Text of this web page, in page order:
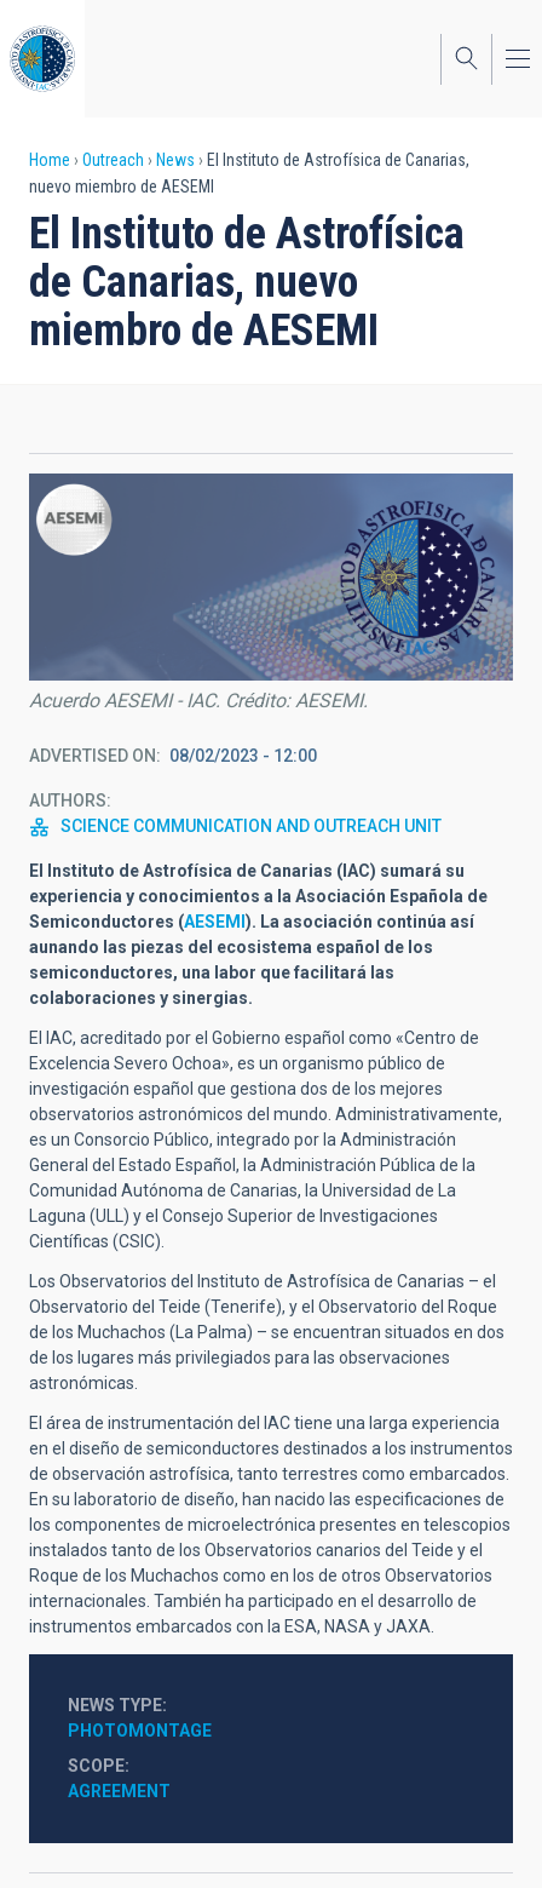
to
main
content
Breadcrumb
Home Outreach News
El Instituto de Astrofísica de Canarias,
nuevo miembro de AESEMI
El Instituto de Astrofísica
de Canarias, nuevo
miembro de AESEMI
Acuerdo AESEMI - IAC. Crédito: AESEMI.
ADVERTISED ON 08/02/2023 - 12:00
AUTHORS
SCIENCE COMMUNICATION AND OUTREACH UNIT
El Instituto de Astrofísica de Canarias (IAC) sumará su
experiencia y conocimientos a la Asociación Española de
Semiconductores (AESEMI ). La asociación continúa así
aunando las piezas del ecosistema español de los
semiconductores, una labor que facilitará las
colaboraciones y sinergias.
El IAC, acreditado por el Gobierno español como «Centro de
Excelencia Severo Ochoa», es un organismo público de
investigación español que gestiona dos de los mejores
observatorios astronómicos del mundo. Administrativamente,
es un Consorcio Público, integrado por la Administración
General del Estado Español, la Administración Pública de la
Comunidad Autónoma de Canarias, la Universidad de La
Laguna (ULL) y el Consejo Superior de Investigaciones
Científicas (CSIC).
Los Observatorios del Instituto de Astrofísica de Canarias – el
Observatorio del Teide (Tenerife), y el Observatorio del Roque
de los Muchachos (La Palma) – se encuentran situados en dos
de los lugares más privilegiados para las observaciones
astronómicas.
El área de instrumentación del IAC tiene una larga experiencia
en el diseño de semiconductores destinados a los instrumentos
de observación astrofísica, tanto terrestres como embarcados.
En su laboratorio de diseño, han nacido las especificaciones de
los componentes de microelectrónica presentes en telescopios
instalados tanto de los Observatorios canarios del Teide y el
Roque de los Muchachos como en los de otros Observatorios
internacionales. También ha participado en el desarrollo de
instrumentos embarcados con la ESA, NASA y JAXA.
NEWS TYPE
PHOTOMONTAGE
SCOPE
AGREEMENT